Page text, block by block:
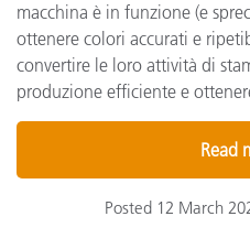
macchina è in funzione (e
ottenere colori accurati e
convertire le loro attività di
produzione efficiente e
Read
Posted 12 March